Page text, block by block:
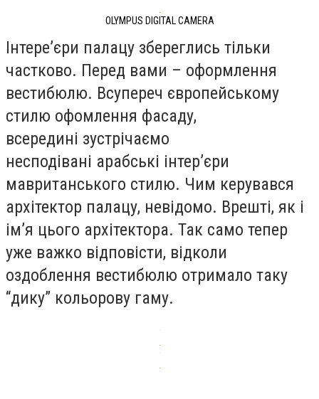
OLYMPUS DIGITAL CAMERA
Інтере’єри палацу збереглись тільки
частково. Перед вами – оформлення
вестибюлю. Всупереч європейському
стилю офомлення фасаду,
всередині зустрічаємо
несподівані арабські інтер’єри
мавританського стилю. Чим керувався
архітектор палацу, невідомо. Врешті, як і
ім’я цього архітектора. Так само тепер
уже важко відповісти, відколи
оздоблення вестибюлю отримало таку
“дику” кольорову гаму.